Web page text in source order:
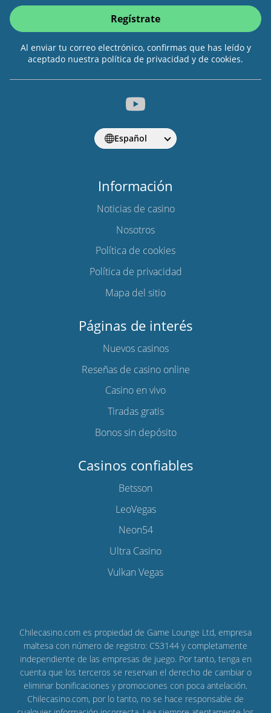
Regístrate
Al enviar tu correo electrónico, confirmas que has leído y
aceptado nuestra política de privacidad y de cookies.
Español
Información
Noticias de casino
Nosotros
Política de cookies
Política de privacidad
Mapa del sitio
Páginas de interés
Nuevos casinos
Reseñas de casino online
Casino en vivo
Tiradas gratis
Bonos sin depósito
Casinos confiables
Betsson
LeoVegas
Neon54
Ultra Casino
Vulkan Vegas
Chilecasino.com es propiedad de Game Lounge Ltd, empresa
maltesa con número de registro: C53144 y completamente
independiente de las empresas de juego. Por tanto, tenga en
cuenta que los terceros se reservan el derecho de cambiar o
eliminar bonificaciones y promociones con poca antelación.
Chilecasino.com, por lo tanto, no se hace responsable de